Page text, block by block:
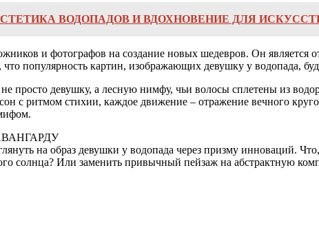
ВОДОПАДОВ И ВДОХНОВЕНИЕ ДЛЯ
и фотографов на создание новых шедевров. Он
популярность картин, изображающих девушку у водопада,
просто девушку, а лесную нимфу, чьи волосы сплетены из
с ритмом стихии, каждое движение – отражение вечного
на образ девушки у водопада через призму инноваций.
солнца? Или заменить привычный пейзаж на абстрактную